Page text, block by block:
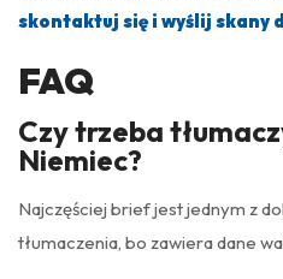
skontaktuj się i wyślij skany
FAQ
Czy trzeba
Niemiec?
Najczęściej brief jest jednym z
tłumaczenia, bo zawiera dane